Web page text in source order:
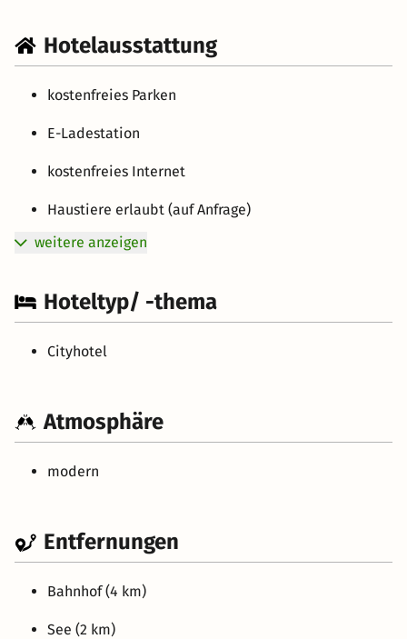
Hotelausstattung
kostenfreies Parken
E-Ladestation
kostenfreies Internet
Haustiere erlaubt (auf Anfrage)
weitere anzeigen
Hoteltyp/ -thema
Cityhotel
Atmosphäre
modern
Entfernungen
Bahnhof (4 km)
See (2 km)